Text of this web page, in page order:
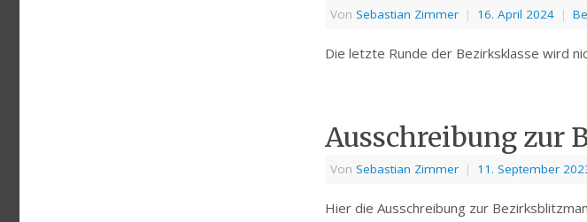
Von Sebastian Zimmer | 16. April 2024 |
Die letzte Runde der Bezirksklasse wird
Ausschreibung zur
Von Sebastian Zimmer | 11. September
Hier die Ausschreibung zur